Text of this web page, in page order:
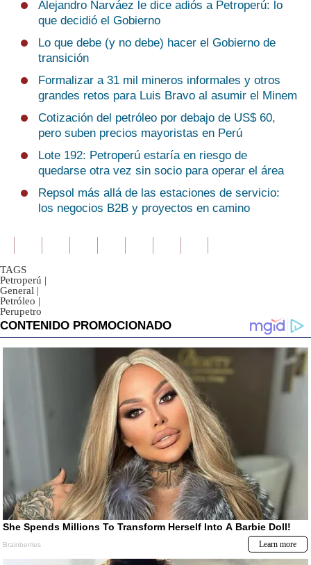
Alejandro Narváez le dice adiós a Petroperú: lo
que decidió el Gobierno
Lo que debe (y no debe) hacer el Gobierno de
transición
Formalizar a 31 mil mineros informales y otros
grandes retos para Luis Bravo al asumir el Minem
Cotización del petróleo por debajo de US$ 60,
pero suben precios mayoristas en Perú
Lote 192: Petroperú estaría en riesgo de
quedarse otra vez sin socio para operar el área
Repsol más allá de las estaciones de servicio:
los negocios B2B y proyectos en camino
TAGS
Petroperú |
General |
Petróleo |
Perupetro